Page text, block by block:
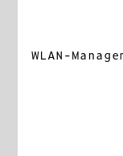
WLAN-